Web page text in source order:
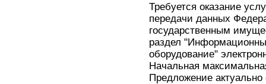
Требуется оказание
передачи данных
государственным
раздел
оборудование"
Начальная
Предложение